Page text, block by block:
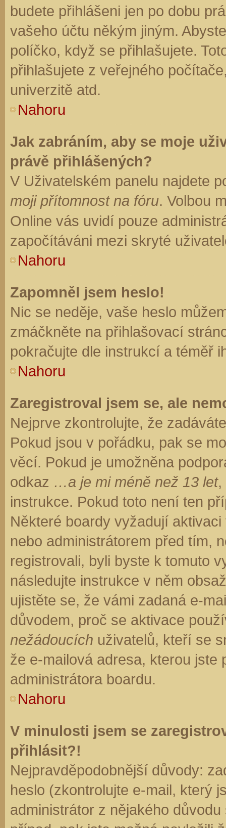
budete přihlášeni jen po dobu
vašeho účtu někým jiným.
políčko, když se přihlašujete.
přihlašujete z veřejného
univerzitě atd.
Nahoru
Jak zabráním, aby se moje
právě přihlášených?
V Uživatelském panelu najdete
moji přítomnost na fóru. Volbou
Online vás uvidí pouze
započítáváni mezi skryté
Nahoru
Zapomněl jsem heslo!
Nic se neděje, vaše heslo
zmáčkněte na přihlašovací
pokračujte dle instrukcí a téměř
Nahoru
Zaregistroval jsem se, ale
Nejprve zkontrolujte, že
Pokud jsou v pořádku, pak se
věcí. Pokud je umožněna
odkaz …a je mi méně než 13 let,
instrukce. Pokud toto není ten
Některé boardy vyžadují
nebo administrátorem před tím,
registrovali, byli byste k tomuto
následujte instrukce v něm
ujistěte se, že vámi zadaná e-
důvodem, proč se aktivace
nežádoucích uživatelů, kteří se
že e-mailová adresa, kterou jste
administrátora boardu.
Nahoru
V minulosti jsem se
přihlásit?!
Nejpravděpodobnější důvody:
heslo (zkontrolujte e-mail, který
administrátor z nějakého